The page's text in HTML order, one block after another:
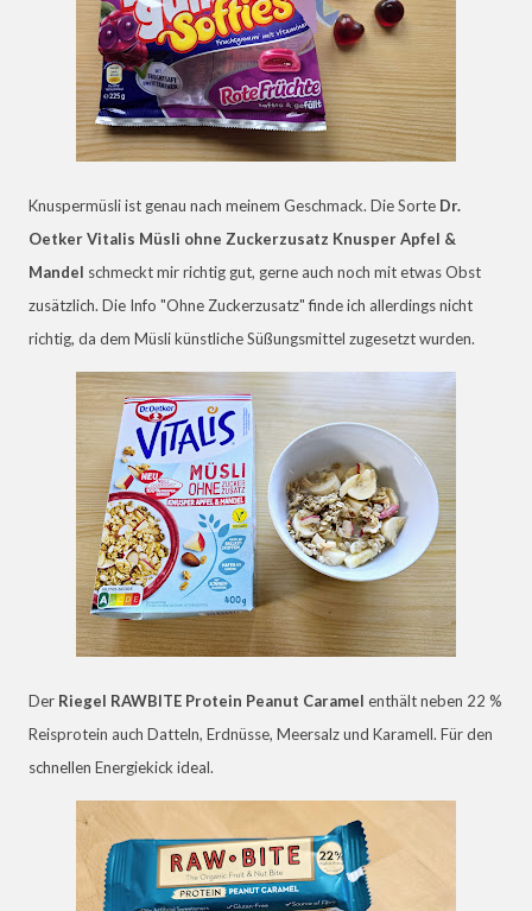
Knuspermüsli ist genau nach meinem Geschmack. Die Sorte Dr.
Oetker Vitalis Müsli ohne Zuckerzusatz Knusper Apfel &
Mandel schmeckt mir richtig gut, gerne auch noch mit etwas Obst
zusätzlich. Die Info "Ohne Zuckerzusatz" finde ich allerdings nicht
richtig, da dem Müsli künstliche Süßungsmittel zugesetzt wurden.
Der Riegel RAWBITE Protein Peanut Caramel enthält neben 22 %
Reisprotein auch Datteln, Erdnüsse, Meersalz und Karamell. Für den
schnellen Energiekick ideal.